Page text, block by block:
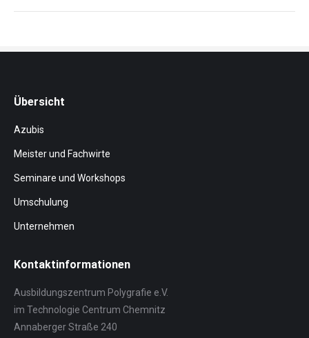
Übersicht
Azubis
Meister und Fachwirte
Seminare und Workshops
Umschulung
Unternehmen
Kontaktinformationen
Ausbildungszentrum Polygrafie e.V.
im Technologie Centrum Chemnitz
Annaberger Straße 240